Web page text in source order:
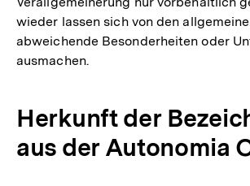
wieder lassen sich von den
abweichende Besonderheiten oder
ausmachen.
Herkunft der
aus der Autonomia